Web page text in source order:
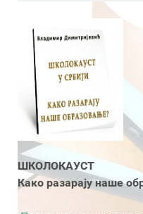
ШКОЛОКАУСТ
Како разарају наше